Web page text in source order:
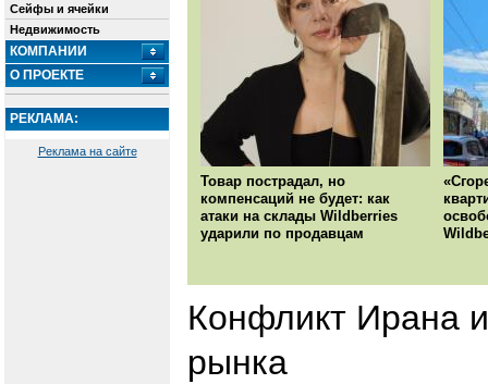
Сейфы и ячейки
Недвижимость
КОМПАНИИ
О ПРОЕКТЕ
РЕКЛАМА:
Реклама на сайте
Товар пострадал, но
компенсаций не будет: как
атаки на склады Wildberries
ударили по продавцам
Конфликт Ирана
рынка